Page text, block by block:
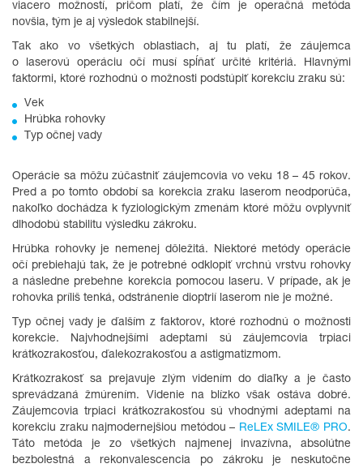
viacero možností, pričom platí, že čím je operačná metóda
novšia, tým je aj výsledok stabilnejší.
Tak ako vo všetkých oblastiach, aj tu platí, že záujemca
o laserovú operáciu očí musí spĺňať určité kritériá. Hlavnými
faktormi, ktoré rozhodnú o možnosti podstúpiť korekciu zraku sú:
Vek
Hrúbka rohovky
Typ očnej vady
Operácie sa môžu zúčastniť záujemcovia vo veku 18 – 45 rokov.
Pred a po tomto období sa korekcia zraku laserom neodporúča,
nakoľko dochádza k fyziologickým zmenám ktoré môžu ovplyvniť
dlhodobú stabilitu výsledku zákroku.
Hrúbka rohovky je nemenej dôležitá. Niektoré metódy operácie
očí prebiehajú tak, že je potrebné odklopiť vrchnú vrstvu rohovky
a následne prebehne korekcia pomocou laseru. V prípade, ak je
rohovka príliš tenká, odstránenie dioptrií laserom nie je možné.
Typ očnej vady je ďalším z faktorov, ktoré rozhodnú o možnosti
korekcie. Najvhodnejšími adeptami sú záujemcovia trpiaci
krátkozrakosťou, ďalekozrakosťou a astigmatizmom.
Krátkozrakosť sa prejavuje zlým videním do diaľky a je často
sprevádzaná žmúrením. Videnie na blízko však ostáva dobré.
Záujemcovia trpiaci krátkozrakosťou sú vhodnými adeptami na
korekciu zraku najmodernejšiou metódou – ReLEx SMILE® PRO.
Táto metóda je zo všetkých najmenej invazívna, absolútne
bezbolestná a rekonvalescencia po zákroku je neskutočne